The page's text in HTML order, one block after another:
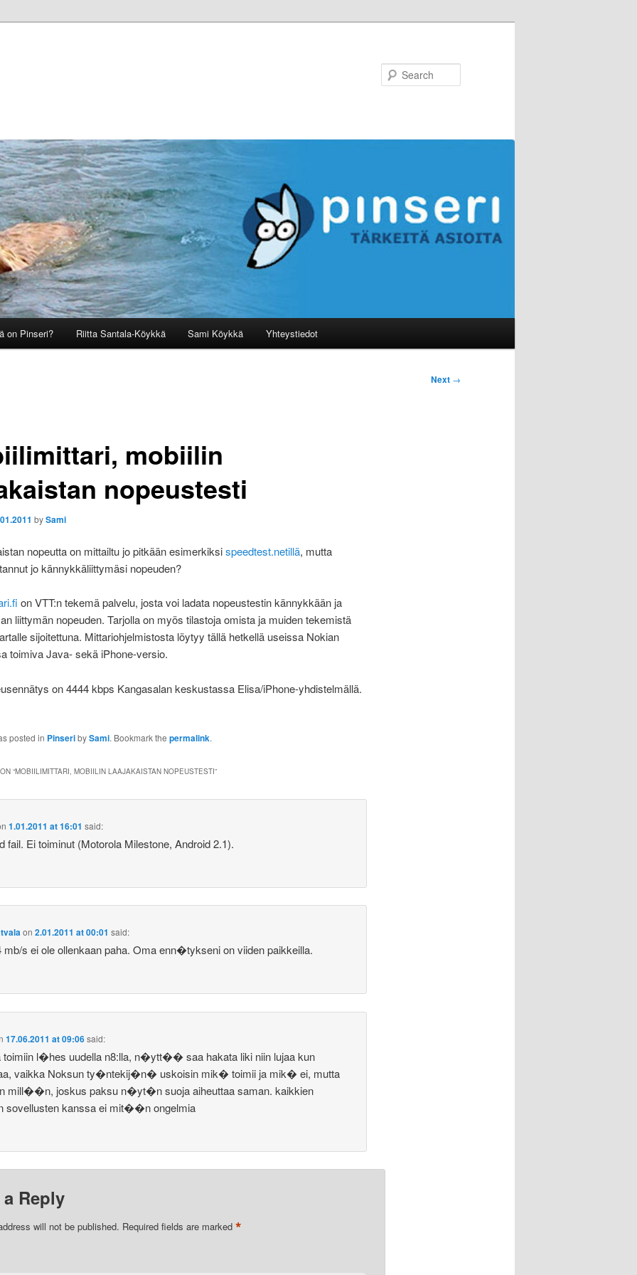
on Pinseri? Riitta Santala-Köykkä Sami Köykkä Yhteystiedot
Next →
mobiilin
nopeustesti
bySami
nopeutta on mittailtu jo pitkään esimerkiksispeedtest.netillä, mutta
jo kännykkäliittymäsi nopeuden?
on VTT:n tekemä palvelu, josta voi ladata nopeustestin kännykkään ja
liittymän nopeuden. Tarjolla on myös tilastoja omista ja muiden tekemistä
sijoitettuna. Mittariohjelmistosta löytyy tällä hetkellä useissa Nokian
toimiva Java- sekä iPhone-versio.
on 4444 kbps Kangasalan keskustassa Elisa/iPhone-yhdistelmällä.
posted in PinseribySami. Bookmark the permalink.
“MOBIILIMITTARI, MOBIILIN LAAJAKAISTAN NOPEUSTESTI”
1.01.2011 at 16:01 said:
fail. Ei toiminut (Motorola Milestone, Android 2.1).
on2.01.2011 at 00:01 said:
mb/s ei ole ollenkaan paha. Oma enn�tykseni on viiden paikkeilla.
17.06.2011 at 09:06said:
toimiin l�hes uudella n8:lla, n�ytt�� saa hakata liki niin lujaa kun
vaikka Noksun ty�ntekij�n� uskoisin mik� toimii ja mik� ei, mutta
mill��n, joskus paksu n�yt�n suoja aiheuttaa saman. kaikkien
sovellusten kanssa ei mit��n ongelmia
a Reply
will not be published. Required fields are marked *